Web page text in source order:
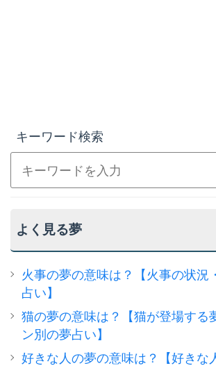
キーワード検索
よく見る夢
火事の夢の意味は？【火事の状況
占い】
猫の夢の意味は？【猫が登場する
ン別の夢占い】
好きな人の夢の意味は？【好きな